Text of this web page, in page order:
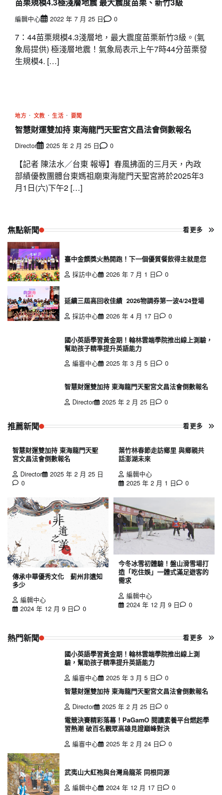
苗栗規模4.3極淺層地震 最大震度苗栗、新竹3級
編輯中心 2022 年 7 月 25 日 0
7：44苗栗規模4.3淺層地，最大震度苗栗新竹3級。(氣
象局提供) 極淺層地震！氣象局表示上午7時44分苗栗發
生規模4. […]
地方 文教 生活 要聞
智慧財運雙加持 東海龍門天聖宮文昌法會倒數報名
Director 2025 年 2 月 25 日 0
【記者 陳法水／台東 報導】春風拂面的三月天，內政
部績優教團體台東媽祖廟東海龍門天聖宮將於2025年3
月1日(六)下午2 […]
焦點新聞 看更多
臺中金饌獎火熱開跑！下一個優質餐飲得主就是您
採訪中心
2026 年 7 月 1 日 0
延續三屆高回收佳績 2026物調券第一波4/24登場
採訪中心
2026 年 4 月 17 日 0
國小英語學習黃金期！翰林雲端學院推出線上測驗，
幫助孩子精準提升英語能力
編審中心
2025 年 3 月 5 日 0
智慧財運雙加持 東海龍門天聖宮文昌法會倒數報名
Director
2025 年 2 月 25 日 0
推薦新聞 看更多
智慧財運雙加持 東海龍門天聖
宮文昌法會倒數報名
Director
2025 年 2 月 25 日
0
葉竹林春節走訪鄉里 與鄉親共
話澎湖未來
編輯中心
2025 年 2 月 1 日
0
傳承中華優秀文化 薊州非遺知
多少
編輯中心
2024 年 12 月 9 日
0
今冬冰雪初體驗！盤山滑雪場打
造「吃住娛」一體式滿足遊客的
需求
編輯中心
2024 年 12 月 9 日
0
熱門新聞 看更多
國小英語學習黃金期！翰林雲端學院推出線上測
驗，幫助孩子精準提升英語能力
編審中心
2025 年 3 月 5 日
0
智慧財運雙加持 東海龍門天聖宮文昌法會倒數報名
Director
2025 年 2 月 25 日
0
電競決賽精彩落幕！PaGamO 閱讀素養平台燃起學
習熱潮 破百名觀眾高雄見證巔峰對決
編審中心
2025 年 2 月 24 日 0
武夷山大紅袍與台灣烏龍茶 同根同源
編輯中心
2024 年 12 月 17 日 0